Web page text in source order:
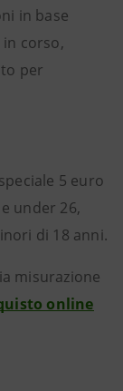
in base
in corso,
per
5 euro
under 26,
di 18 anni.
misurazione
online